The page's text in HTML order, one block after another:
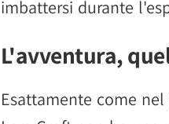
imbattersi durante
L'avventura,
Esattamente come